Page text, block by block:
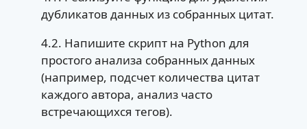
дубликатов данных из собранных цитат.
4.2. Напишите скрипт на Python для
простого анализа собранных данных
(например, подсчет количества цитат
каждого автора, анализ часто
встречающихся тегов).